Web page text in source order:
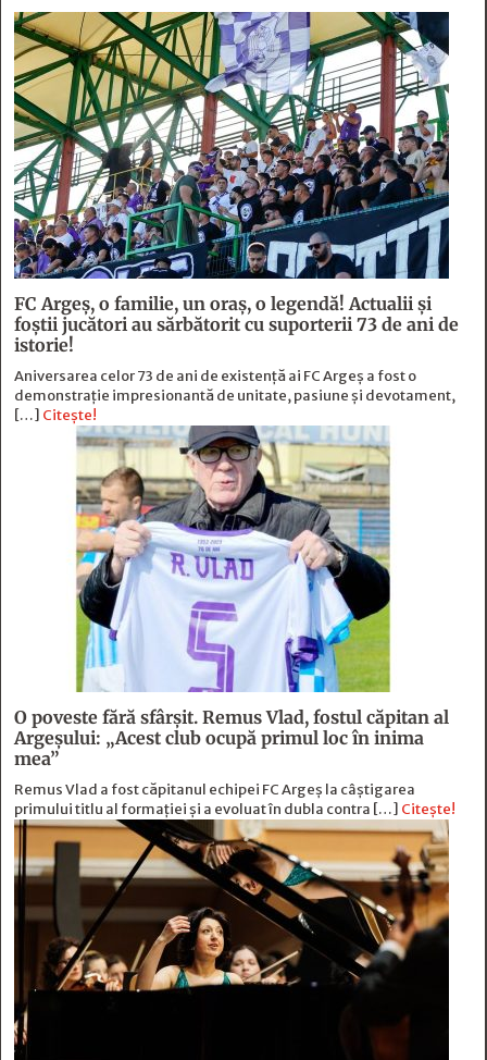
FC Argeş, o familie, un oraș, o legendă! Actualii şi
foştii jucători au sărbătorit cu suporterii 73 de ani de
istorie!
Aniversarea celor 73 de ani de existență ai FC Argeș a fost o
demonstrație impresionantă de unitate, pasiune și devotament,
[…] Citește!
O poveste fără sfârşit. Remus Vlad, fostul căpitan al
Argeşului: „Acest club ocupă primul loc în inima
mea”
Remus Vlad a fost căpitanul echipei FC Argeș la câștigarea
primului titlu al formației și a evoluat în dubla contra […] Citește!